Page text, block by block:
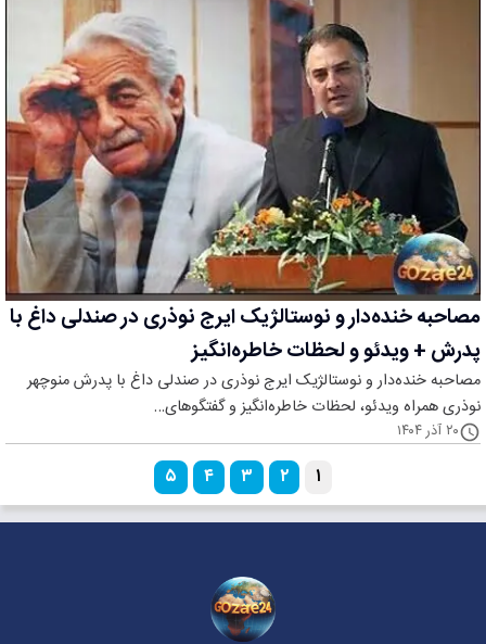
مصاحبه خنده‌دار و نوستالژیک ایرج نوذری در صندلی داغ با
پدرش + ویدئو و لحظات خاطره‌انگیز
مصاحبه خنده‌دار و نوستالژیک ایرج نوذری در صندلی داغ با پدرش منوچهر
نوذری همراه ویدئو، لحظات خاطره‌انگیز و گفتگوهای…
۲۰ آذر ۱۴۰۴
۱ ۲ ۳ ۴ ۵